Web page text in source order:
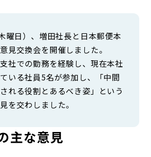
曜日）、増田社長と日本郵便本
見交換会を開催しました。
社での勤務を経験し、現在本社
いる社員5名が参加し、「中間
れる役割とあるべき姿」という
を交わしました。
主な意見